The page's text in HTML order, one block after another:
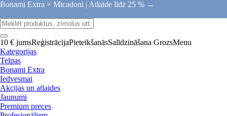
Bonami Extra × Micadoni | Atlaide līdz 25 % →
10 € jumsReģistrācijaPieteikšanāsSalīdzināšana GrozsMenu
Kategorijas
Telpas
Bonami Extra
Iedvesmai
Akcijas un atlaides
Jaunumi
Premium preces